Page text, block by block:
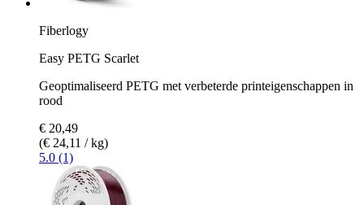
Fiberlogy
Easy PETG Scarlet
Geoptimaliseerd PETG met verbeterde printeigenschappen in
rood
€ 20,49
(€ 24,11 / kg)
5.0 (1)